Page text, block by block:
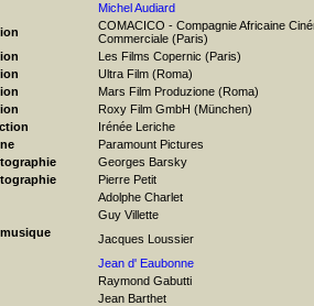
Michel Audiard
COMACICO - Compagnie Africaine
Commerciale (Paris)
Les Films Copernic (Paris)
Ultra Film (Roma)
Mars Film Produzione (Roma)
Roxy Film GmbH (München)
Irénée Leriche
Paramount Pictures
Georges Barsky
Pierre Petit
Adolphe Charlet
Guy Villette
Jacques Loussier
Jean d' Eaubonne
Raymond Gabutti
Jean Barthet